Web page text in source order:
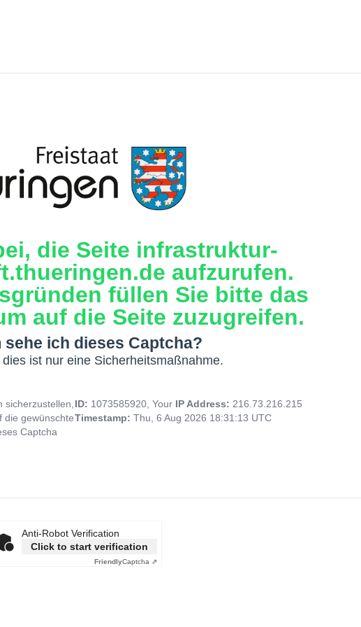
die Seite infrastruktur-
aufzurufen.
füllen Sie bitte das
auf die Seite zuzugreifen.
sehe ich dieses Captcha?
ist nur eine Sicherheitsmaßnahme.
sicherzustellen,
die gewünschte
Captcha
ID: 1073585920, Your IP Address: 216.73.216.215
Timestamp: Thu, 6 Aug 2026 18:31:13 UTC
Anti-Robot Verification
Click to start verification
FriendlyCaptcha ⇗